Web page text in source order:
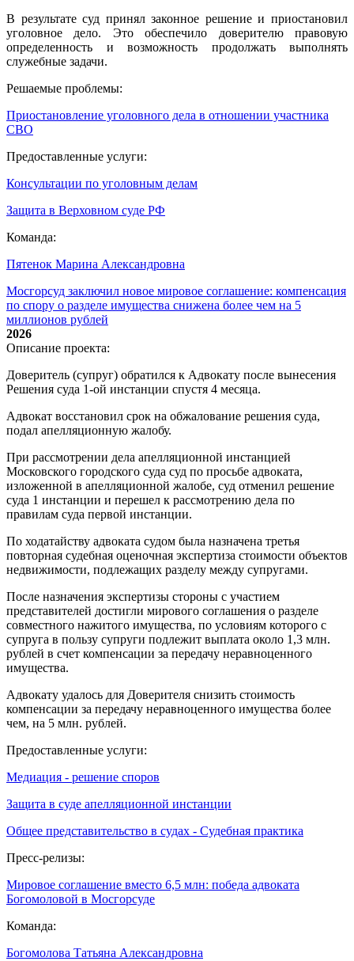
В результате суд принял законное решение и приостановил
уголовное дело. Это обеспечило доверителю правовую
определенность и возможность продолжать выполнять
служебные задачи.
Решаемые проблемы:
Приостановление уголовного дела в отношении участника
СВО
Предоставленные услуги:
Консультации по уголовным делам
Защита в Верховном суде РФ
Команда:
Пятенок Марина Александровна
Мосгорсуд заключил новое мировое соглашение: компенсация
по спору о разделе имущества снижена более чем на 5
миллионов рублей
2026
Описание проекта:
Доверитель (супруг) обратился к Адвокату после вынесения
Решения суда 1-ой инстанции спустя 4 месяца.
Адвокат восстановил срок на обжалование решения суда,
подал апелляционную жалобу.
При рассмотрении дела апелляционной инстанцией
Московского городского суда суд по просьбе адвоката,
изложенной в апелляционной жалобе, суд отменил решение
суда 1 инстанции и перешел к рассмотрению дела по
правилам суда первой инстанции.
По ходатайству адвоката судом была назначена третья
повторная судебная оценочная экспертиза стоимости объектов
недвижимости, подлежащих разделу между супругами.
После назначения экспертизы стороны с участием
представителей достигли мирового соглашения о разделе
совместного нажитого имущества, по условиям которого с
супруга в пользу супруги подлежит выплата около 1,3 млн.
рублей в счет компенсации за передачу неравноценного
имущества.
Адвокату удалось для Доверителя снизить стоимость
компенсации за передачу неравноценного имущества более
чем, на 5 млн. рублей.
Предоставленные услуги:
Медиация - решение споров
Защита в суде апелляционной инстанции
Общее представительство в судах - Судебная практика
Пресс-релизы:
Мировое соглашение вместо 6,5 млн: победа адвоката
Богомоловой в Мосгорсуде
Команда:
Богомолова Татьяна Александровна